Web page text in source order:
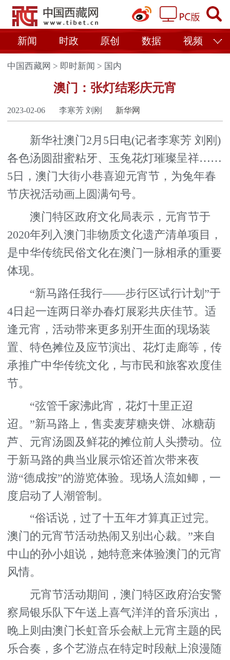
新闻 时政 原创 数据 视频
中国西藏网 > 即时新闻 > 国内
澳门：张灯结彩庆元宵
2023-02-06 李寒芳 刘刚 新华网
新华社澳门2月5日电(记者李寒芳 刘刚)
各色汤圆甜蜜粘牙、玉兔花灯璀璨呈祥……
5日，澳门大街小巷喜迎元宵节，为兔年春
节庆祝活动画上圆满句号。
澳门特区政府文化局表示，元宵节于
2020年列入澳门非物质文化遗产清单项目，
是中华传统民俗文化在澳门一脉相承的重要
体现。
“新马路任我行——步行区试行计划”于
4日起一连两日举办春灯展彩共庆佳节。适
逢元宵，活动带来更多别开生面的现场装
置、特色摊位及应节演出、花灯走廊等，传
承推广中华传统文化，与市民和旅客欢度佳
节。
“弦管千家沸此宵，花灯十里正迢
迢。”新马路上，售卖麦芽糖夹饼、冰糖葫
芦、元宵汤圆及鲜花的摊位前人头攒动。位
于新马路的典当业展示馆还首次带来夜
游“德成按”的游览体验。现场人流如鲫，一
度启动了人潮管制。
“俗话说，过了十五年才算真正过完。
澳门的元宵节活动热闹又别出心裁。”来自
中山的孙小姐说，她特意来体验澳门的元宵
风情。
元宵节活动期间，澳门特区政府治安警
察局银乐队下午送上喜气洋洋的音乐演出，
晚上则由澳门长虹音乐会献上元宵主题的民
乐合奏，多个艺游点在特定时段献上浪漫随